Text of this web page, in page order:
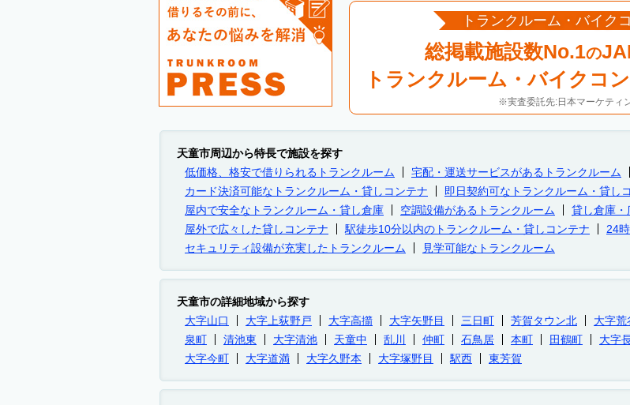
トランクルーム・バイク
総掲載施設数No.1の
トランクルーム・バイクコ
※実査委託先:日本マーケティ
天童市周辺から特長で施設を探す
低価格、格安で借りられるトランクルーム
宅配・運送サービスがあるトランクルーム
カード決済可能なトランクルーム・貸しコンテナ
即日契約可なトランクルーム・貸し
屋内で安全なトランクルーム・貸し倉庫
空調設備があるトランクルーム
貸し倉庫・
屋外で広々した貸しコンテナ
駅徒歩10分以内のトランクルーム・貸しコンテナ
24
セキュリティ設備が充実したトランクルーム
見学可能なトランクルーム
天童市の詳細地域から探す
大字山口
大字上荻野戸 大字高擶 大字矢野目 三日町 芳賀タウン北 大字荒
泉町
清池東 大字清池 天童中 乱川 仲町 石鳥居 本町 田鶴町 大字
大字今町
大字道満 大字久野本 大字塚野目 駅西 東芳賀